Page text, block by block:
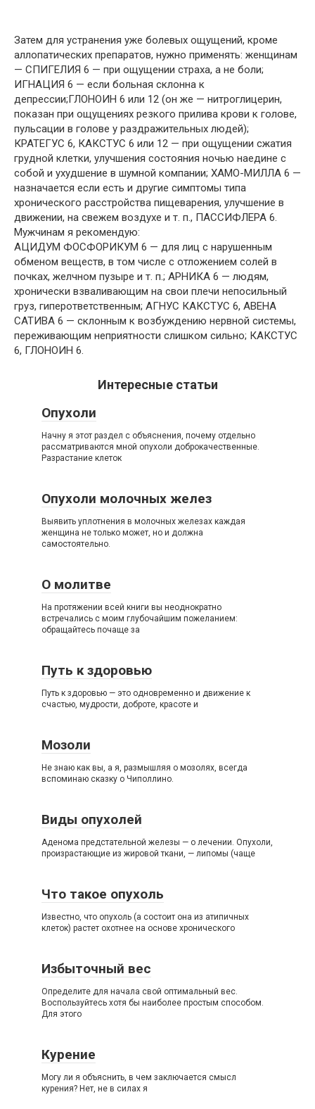
Затем для устранения уже болевых ощущений, кроме
аллопатических препаратов, нужно применять: женщинам
— СПИГЕЛИЯ 6 — при ощущении страха, а не боли;
ИГНАЦИЯ 6 — если больная склонна к
депрессии;ГЛОНОИН 6 или 12 (он же — нитроглицерин,
показан при ощущениях резкого прилива крови к голове,
пульсации в голове у раздражительных людей);
КРАТЕГУС 6, КАКСТУС 6 или 12 — при ощущении сжатия
грудной клетки, улучшения состояния ночью наедине с
собой и ухудшение в шумной компании; ХАМО-МИЛЛА 6 —
назначается если есть и другие симптомы типа
хронического расстройства пищеварения, улучшение в
движении, на свежем воздухе и т. п., ПАССИФЛЕРА 6.
Мужчинам я рекомендую:
АЦИДУМ ФОСФОРИКУМ 6 — для лиц с нарушенным
обменом веществ, в том числе с отложением солей в
почках, желчном пузыре и т. п.; АРНИКА 6 — людям,
хронически взваливающим на свои плечи непосильный
груз, гиперответственным; АГНУС КАКСТУС 6, АВЕНА
САТИВА 6 — склонным к возбуждению нервной системы,
переживающим неприятности слишком сильно; КАКСТУС
6, ГЛОНОИН 6.
Интересные статьи
Опухоли
Начну я этот раздел с объяснения, почему отдельно
рассматриваются мной опухоли доброкачественные.
Разрастание клеток
Опухоли молочных желез
Выявить уплотнения в молочных железах каждая
женщина не только может, но и должна
самостоятельно.
О молитве
На протяжении всей книги вы неоднократно
встречались с моим глубочайшим пожеланием:
обращайтесь почаще за
Путь к здоровью
Путь к здоровью — это одновременно и движение к
счастью, мудрости, доброте, красоте и
Мозоли
Не знаю как вы, а я, размышляя о мозолях, всегда
вспоминаю сказку о Чиполлино.
Виды опухолей
Аденома предстательной железы — о лечении. Опухоли,
произрастающие из жировой ткани, — липомы (чаще
Что такое опухоль
Известно, что опухоль (а состоит она из атипичных
клеток) растет охотнее на основе хронического
Избыточный вес
Определите для начала свой оптимальный вес.
Воспользуйтесь хотя бы наиболее простым способом.
Для этого
Курение
Могу ли я объяснить, в чем заключается смысл
курения? Нет, не в силах я